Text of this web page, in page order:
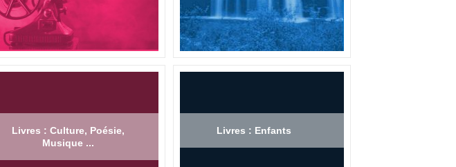
Livres : Culture, Poésie,
Musique ...
Livres : Enfants